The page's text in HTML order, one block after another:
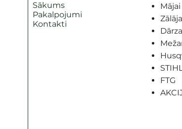
Sākums
Pakalpojumi
Kontakti
Mājai
FTG